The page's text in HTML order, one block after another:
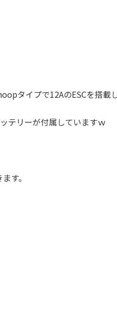
タイプで12AのESCを搭載し
テリーが付属していますｗ
す。